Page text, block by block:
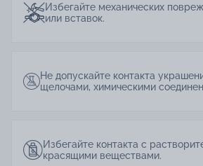
Избегайте механических
или вставок.
Не допускайте контакта
щелочами, химическими
Избегайте контакта с
красящими веществами.